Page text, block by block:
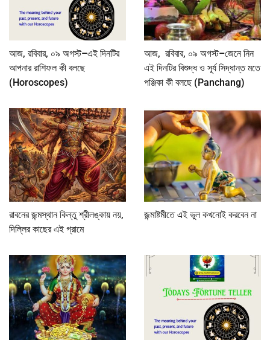
আজ, রবিবার, ০৯ অগস্ট–এই দিনটির
আপনার রাশিফল কী বলছে
(Horoscopes)
আজ, রবিবার, ০৯ অগস্ট–জেনে নিন
এই দিনটির বিশুদ্ধ ও সূর্য সিদ্ধান্ত মতে
পঞ্জিকা কী বলছে (Panchang)
রাবনের জন্মস্থান কিন্তু শ্রীলঙ্কায় নয়,
দিল্লির কাছের এই গ্রামে
জন্মাষ্টমীতে এই ভুল কখনোই করবেন না